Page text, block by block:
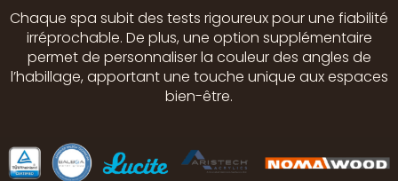
Chaque spa subit des tests rigoureux pour une fiabilité
irréprochable. De plus, une option supplémentaire
permet de personnaliser la couleur des angles de
l’habillage, apportant une touche unique aux espaces
bien-être.